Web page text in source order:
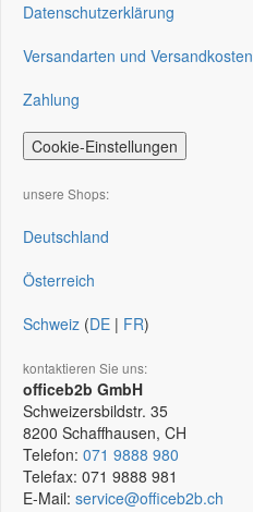
Datenschutzerklärung
Versandarten und Versandkosten
Zahlung
Cookie-Einstellungen
unsere Shops:
Deutschland
Österreich
Schweiz (DE | FR)
kontaktieren Sie uns:
officeb2b GmbH
Schweizersbildstr. 35
8200 Schaffhausen, CH
Telefon: 071 9888 980
Telefax: 071 9888 981
E-Mail: service@officeb2b.ch